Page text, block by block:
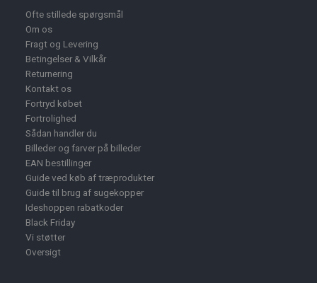
Ofte stillede spørgsmål
Om os
Fragt og Levering
Betingelser & Vilkår
Returnering
Kontakt os
Fortryd købet
Fortrolighed
Sådan handler du
Billeder og farver på billeder
EAN bestillinger
Guide ved køb af træprodukter
Guide til brug af sugekopper
Ideshoppen rabatkoder
Black Friday
Vi støtter
Oversigt